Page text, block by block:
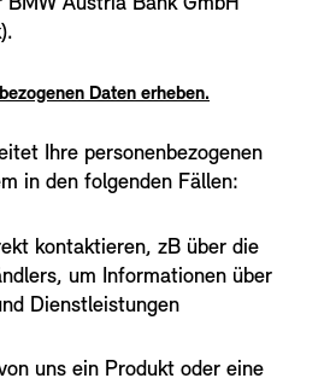
Austria Bank GmbH
Daten erheben.
Ihre personenbezogenen
in den folgenden Fällen:
kontaktieren, zB über die
um Informationen über
Dienstleistungen
uns ein Produkt oder eine